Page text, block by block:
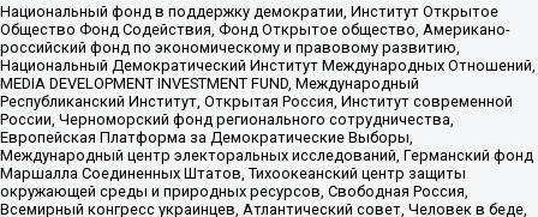
Национальный фонд в поддержку демократии, Институт Открытое
Общество Фонд Содействия, Фонд Открытое общество, Американо-
российский фонд по экономическому и правовому развитию,
Национальный Демократический Институт Международных Отношений,
MEDIA DEVELOPMENT INVESTMENT FUND, Международный
Республиканский Институт, Открытая Россия, Институт современной
России, Черноморский фонд регионального сотрудничества,
Европейская Платформа за Демократические Выборы,
Международный центр электоральных исследований, Германский фонд
Маршалла Соединенных Штатов, Тихоокеанский центр защиты
окружающей среды и природных ресурсов, Свободная Россия,
Всемирный конгресс украинцев, Атлантический совет, Человек в беде,